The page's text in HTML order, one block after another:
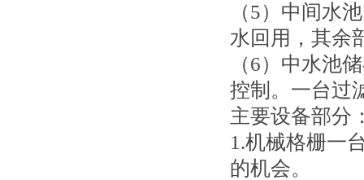
（5）中间水
水回用，其余
（6）中水池
控制。一台过
主要设备部分
1.机械格栅一
的机会。